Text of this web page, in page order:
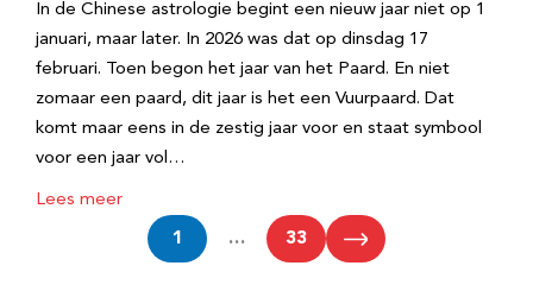
In de Chinese astrologie begint een nieuw jaar niet op 1
januari, maar later. In 2026 was dat op dinsdag 17
februari. Toen begon het jaar van het Paard. En niet
zomaar een paard, dit jaar is het een Vuurpaard. Dat
komt maar eens in de zestig jaar voor en staat symbool
voor een jaar vol…
Lees meer
1 … 33